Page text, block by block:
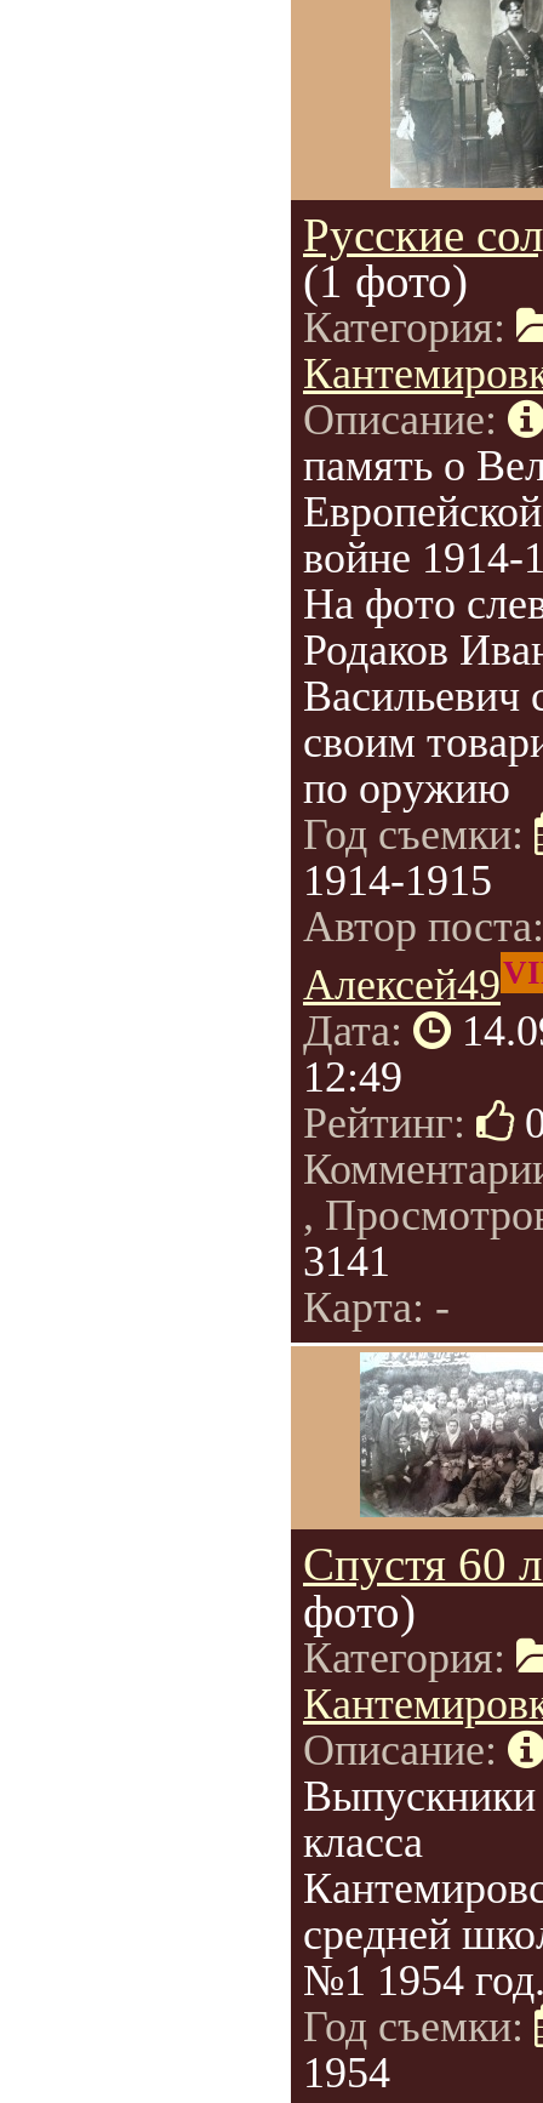
Русские
(1 фото)
Категория:
Описание:
память о
Европейской
войне 1914-
На фото
Родаков
Васильевич
своим
по оружию
Год съемки:
1914-1915
Автор
Алексей49
Дата:
12:49
Рейтинг:
,
3141
Карта: -
Спустя 60
фото)
Категория:
Описание:
Выпускники
класса
средней
№1 1954
Год съемки:
1954